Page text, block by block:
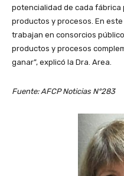
potencialidad de cada fábrica
productos y procesos. En
trabajan en consorcios
productos y procesos
ganar”, explicó la Dra. Area.
Fuente: AFCP Noticias N°283